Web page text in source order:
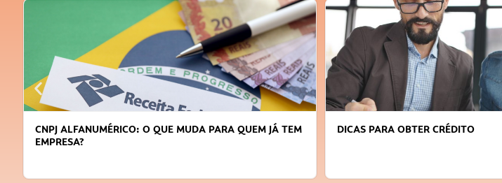
CNPJ ALFANUMÉRICO: O QUE MUDA PARA QUEM JÁ TEM
EMPRESA?
DICAS PARA OBTER CRÉDITO